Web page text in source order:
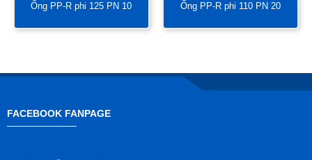
Ống PP-R phi 125 PN 10 Ống PP-R phi 110 PN 20
FACEBOOK FANPAGE